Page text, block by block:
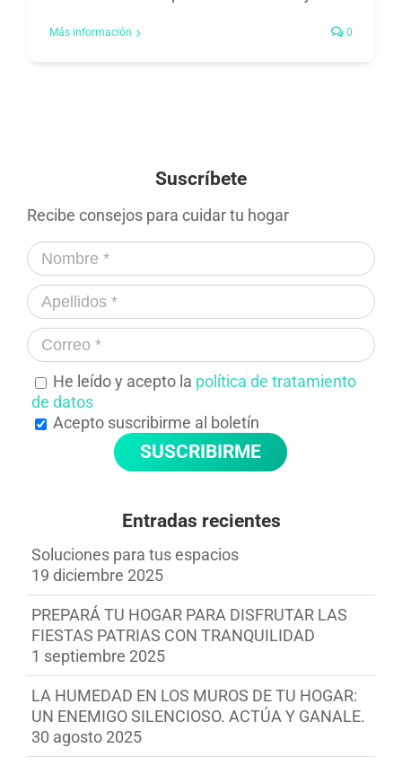
Más información 0
Suscríbete
Recibe consejos para cuidar tu hogar
He leído y acepto la política de tratamiento
de datos
Acepto suscribirme al boletín
Entradas recientes
Soluciones para tus espacios
19 diciembre 2025
PREPARÁ TU HOGAR PARA DISFRUTAR LAS
FIESTAS PATRIAS CON TRANQUILIDAD
1 septiembre 2025
LA HUMEDAD EN LOS MUROS DE TU HOGAR:
UN ENEMIGO SILENCIOSO. ACTÚA Y GANALE.
30 agosto 2025